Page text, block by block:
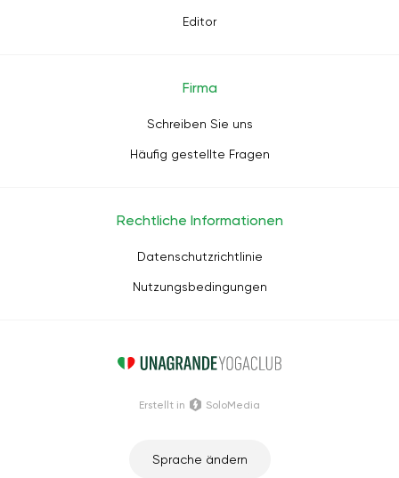
Editor
Firma
Schreiben Sie uns
Häufig gestellte Fragen
Rechtliche Informationen
Datenschutzrichtlinie
Nutzungsbedingungen
Sprache ändern
Erstellt in SoloMedia